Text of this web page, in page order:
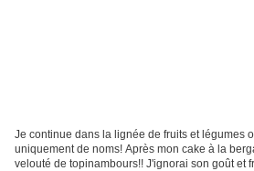
Je continue dans la lignée de fruits et légumes
uniquement de noms! Après mon cake à la
velouté de topinambours!! J'ignorai son goût et